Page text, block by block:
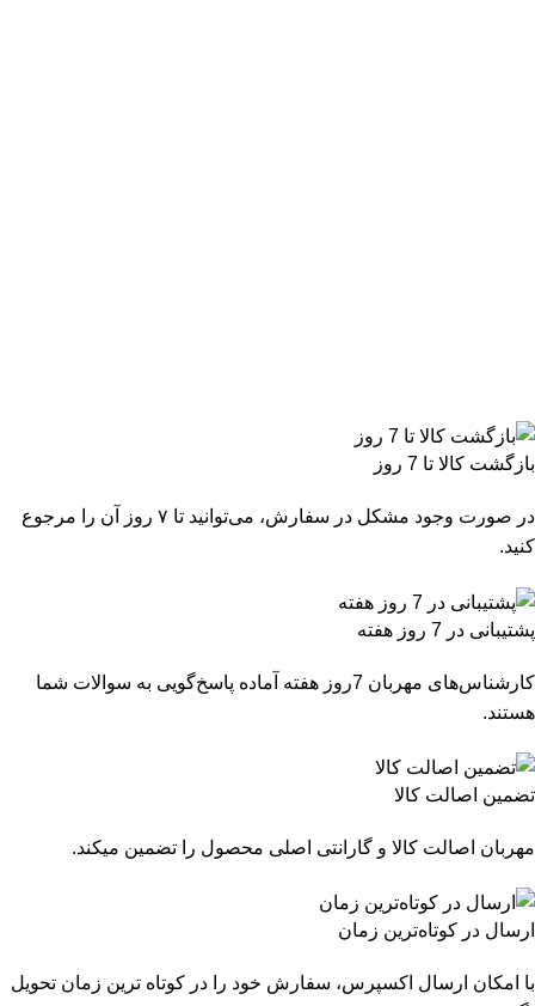
بازگشت کالا تا 7 روز
در صورت وجود مشکل در سفارش، می‌توانید تا ۷ روز آن را مرجوع
کنید.
پشتیبانی در 7 روز هفته
کارشناس‌های مهربان 7روز هفته آماده پاسخ‌گویی به سوالات شما
هستند.
تضمین اصالت کالا
مهربان اصالت کالا و گارانتی اصلی محصول را تضمین میکند.
ارسال در کوتاه‌ترین زمان
با امکان ارسال اکسپرس، سفارش خود را در کوتاه ترین زمان تحویل